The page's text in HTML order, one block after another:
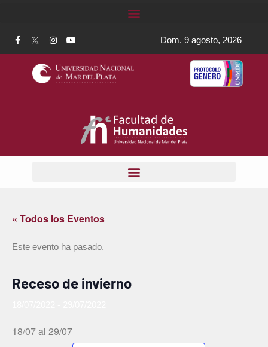
Dom. 9 agosto, 2026
« Todos los Eventos
Este evento ha pasado.
Receso de invierno
18/07 al 29/07